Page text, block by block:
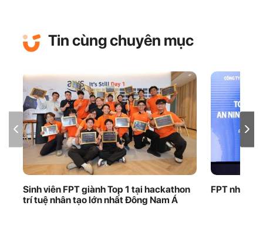
Tin cùng chuyên mục
Sinh viên FPT giành Top 1 tại hackathon
trí tuệ nhân tạo lớn nhất Đông Nam Á
FPT nhận